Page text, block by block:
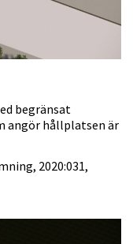
begränsat
angör hållplatsen är
2020:031,